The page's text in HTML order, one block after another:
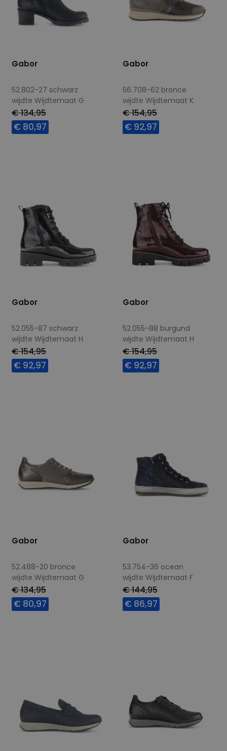
Gabor
52.802-27 schwarz
wijdte Wijdtemaat G
€ 134,95
€ 80,97
Gabor
56.708-62 bronce
wijdte Wijdtemaat K
€ 154,95
€ 92,97
Gabor
52.055-87 schwarz
wijdte Wijdtemaat H
€ 154,95
€ 92,97
Gabor
52.055-88 burgund
wijdte Wijdtemaat H
€ 154,95
€ 92,97
Gabor
52.488-20 bronce
wijdte Wijdtemaat G
€ 134,95
€ 80,97
Gabor
53.754-36 ocean
wijdte Wijdtemaat F
€ 144,95
€ 86,97